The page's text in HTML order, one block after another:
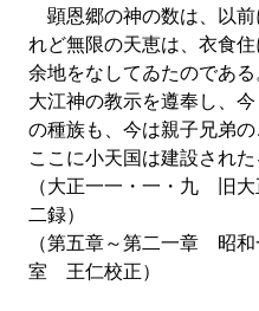
顕恩郷の神の数は、以前
れど無限の天恵は、衣食
余地をなしてゐたのであ
大江神の教示を遵奉し、
の種族も、今は親子兄弟
ここに小天国は建設された
（大正一一・一・九 旧
二録）
（第五章～第二一章 昭
室 王仁校正）